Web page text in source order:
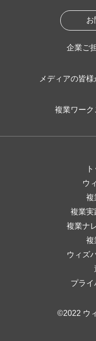
お
企業ご
メディアの皆
複業ワーク
ウ
複
複業実
複業ナ
複
ウィズ
プライ
©2022 ウ